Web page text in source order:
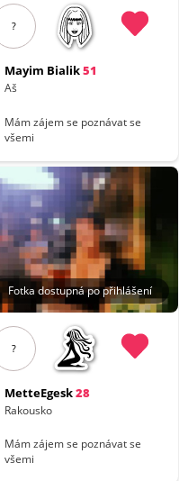
?
Mayim Bialik51
Aš
Mám zájem se poznávat se
všemi
Fotka dostupná po přihlášení
?
MetteEgesk28
Rakousko
Mám zájem se poznávat se
všemi